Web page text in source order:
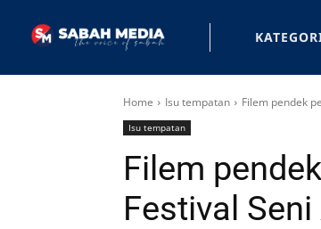
Home Isu tempatan Filem pendek
Isu tempatan
Filem
Festival